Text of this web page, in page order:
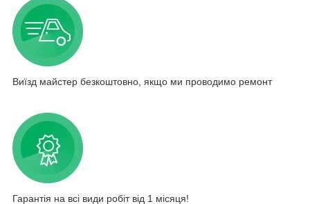
Виїзд майстер безкоштовно, якщо ми проводимо ремонт
Гарантія на всі види робіт від 1 місяця!